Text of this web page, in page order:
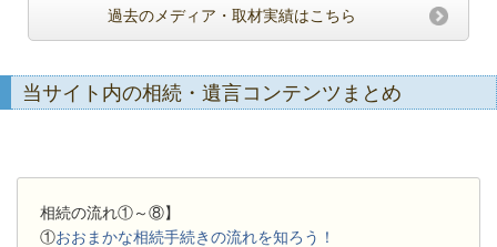
過去のメディア・取材実績はこちら
当サイト内の相続・遺言コンテンツまとめ
相続の流れ①～⑧】
①おおまかな相続手続きの流れを知ろう！